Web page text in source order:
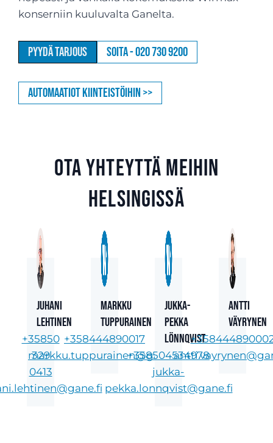
konserniin kuuluvalta Ganelta.
Pyydä tarjous Soita - 020 730 9200
Automaatiot kiinteistöihin >>
Ota yhteyttä meihin
Helsingissä
Juhani
Lehtinen
+35850
329
0413
Markku
Tuppurainen
+358444890017
markku.tuppurainen@gane.fi
Jukka-
Pekka
Lönnqvist
+358504534978
jukka-
pekka.lonnqvist@gane.fi
Antti
Väyrynen